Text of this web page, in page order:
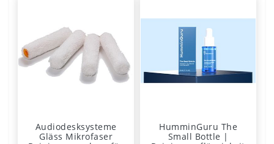
Audiodesksysteme
Gläss Mikrofaser
HumminGuru The
Small Bottle |